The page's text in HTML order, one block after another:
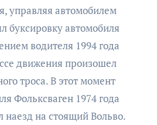
управляя автомобилем
буксировку автомобиля
водителя 1994 года
движения произошел
троса. В этот момент
Фольксваген 1974 года
наезд на стоящий Вольво.